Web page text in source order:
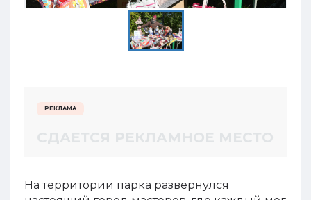
РЕКЛАМА
На территории парка развернулся